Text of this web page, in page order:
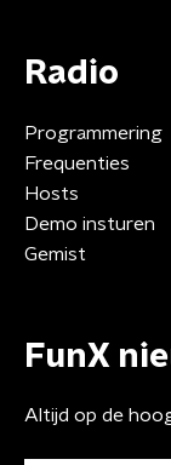
Radio
Programmering
Frequenties
Hosts
Demo insturen
Gemist
FunX
Altijd op de